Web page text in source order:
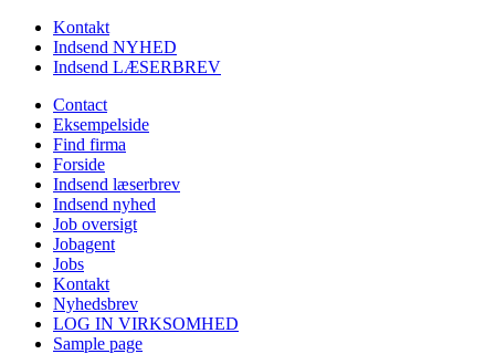
Kontakt
Indsend NYHED
Indsend LÆSERBREV
Contact
Eksempelside
Find firma
Forside
Indsend læserbrev
Indsend nyhed
Job oversigt
Jobagent
Jobs
Kontakt
Nyhedsbrev
LOG IN VIRKSOMHED
Sample page